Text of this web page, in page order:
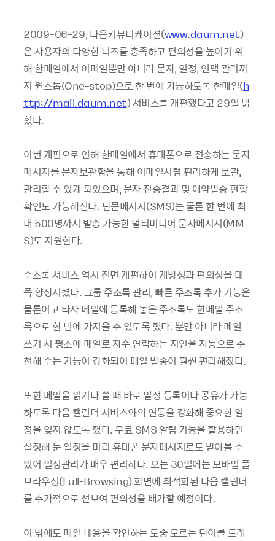
2009-06-29, 다음커뮤니케이션(www.daum.net)
은 사용자의 다양한 니즈를 충족하고 편의성을 높이기 위
해 한메일에서 이메일뿐만 아니라 문자, 일정, 인맥 관리까
지 원스톱(One-stop)으로 한 번에 가능하도록 한메일(h
ttp://mail.daum.net) 서비스를 개편했다고 29일 밝
혔다.
이번 개편으로 인해 한메일에서 휴대폰으로 전송하는 문자
메시지를 문자보관함을 통해 이메일처럼 편리하게 보관,
관리할 수 있게 되었으며, 문자 전송결과 및 예약발송 현황
확인도 가능해진다. 단문메시지(SMS)는 물론 한 번에 최
대 500명까지 발송 가능한 멀티미디어 문자메시지(MM
S)도 지원한다.
주소록 서비스 역시 전면 개편하여 개방성과 편의성을 대
폭 향상시켰다. 그룹 주소록 관리, 빠른 주소록 추가 기능은
물론이고 타사 메일에 등록해 놓은 주소록도 한메일 주소
록으로 한 번에 가져올 수 있도록 했다. 뿐만 아니라 메일
쓰기 시 평소에 메일로 자주 연락하는 지인을 자동으로 추
천해 주는 기능이 강화되어 메일 발송이 훨씬 편리해졌다.
또한 메일을 읽거나 쓸 때 바로 일정 등록이나 공유가 가능
하도록 다음 캘린더 서비스와의 연동을 강화해 중요한 일
정을 잊지 않도록 했다. 무료 SMS 알림 기능을 활용하면
설정해 둔 일정을 미리 휴대폰 문자메시지로도 받아볼 수
있어 일정관리가 매우 편리하다. 오는 30일에는 모바일 풀
브라우징(Full-Browsing) 화면에 최적화된 다음 캘린더
를 추가적으로 선보여 편의성을 배가할 예정이다.
이 밖에도 메일 내용을 확인하는 도중 모르는 단어를 드래